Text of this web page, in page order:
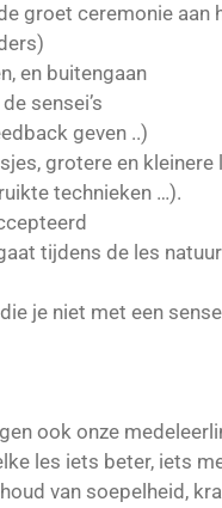
groet ceremonie
en buitengaan
sensei’s
geven ..)
grotere en
technieken …).
tijdens de les
je niet met een
ook onze
les iets beter, iets
van soepelheid,